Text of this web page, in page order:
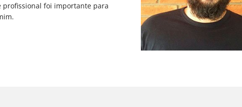
profissional foi importante para